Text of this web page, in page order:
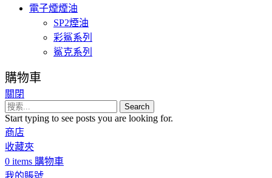
電子煙煙油
SP2煙油
彩鯊系列
鯊克系列
購物車
關閉
Search
Start typing to see posts you are looking for.
商店
收藏夾
0 items 購物車
我的賬號